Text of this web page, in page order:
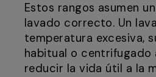
Estos rangos asumen
lavado correcto. Un
temperatura excesiva,
habitual o centrifugado
reducir la vida útil a la